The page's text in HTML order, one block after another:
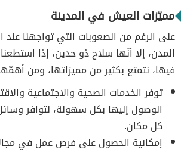
مميّزات العيش في المدينة
على الرغم من الصعوبات التي تواجهنا
المدن، إلا أنّها سلاح ذو حدين، إذا
فيها، نتمتع بكثير من مميزاتها، ومن
توفر الخدمات الصحية والاجتماعية
الوصول إليها بكل سهولة، لتوافر
كل مكان.
إمكانية الحصول على فرص عمل في